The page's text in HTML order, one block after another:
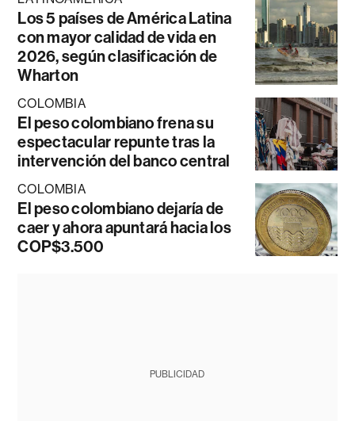
Los 5 países de América Latina
con mayor calidad de vida en
2026, según clasificación de
Wharton
COLOMBIA
El peso colombiano frena su
espectacular repunte tras la
intervención del banco central
COLOMBIA
El peso colombiano dejaría de
caer y ahora apuntará hacia los
COP$3.500
PUBLICIDAD